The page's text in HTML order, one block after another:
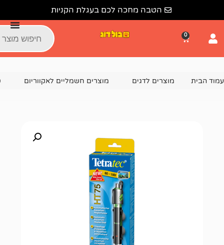
הטבה מחכה לכם בעגלת הקניות
לדגים מוצרים חשמליים לאקווריום טרמוסטט